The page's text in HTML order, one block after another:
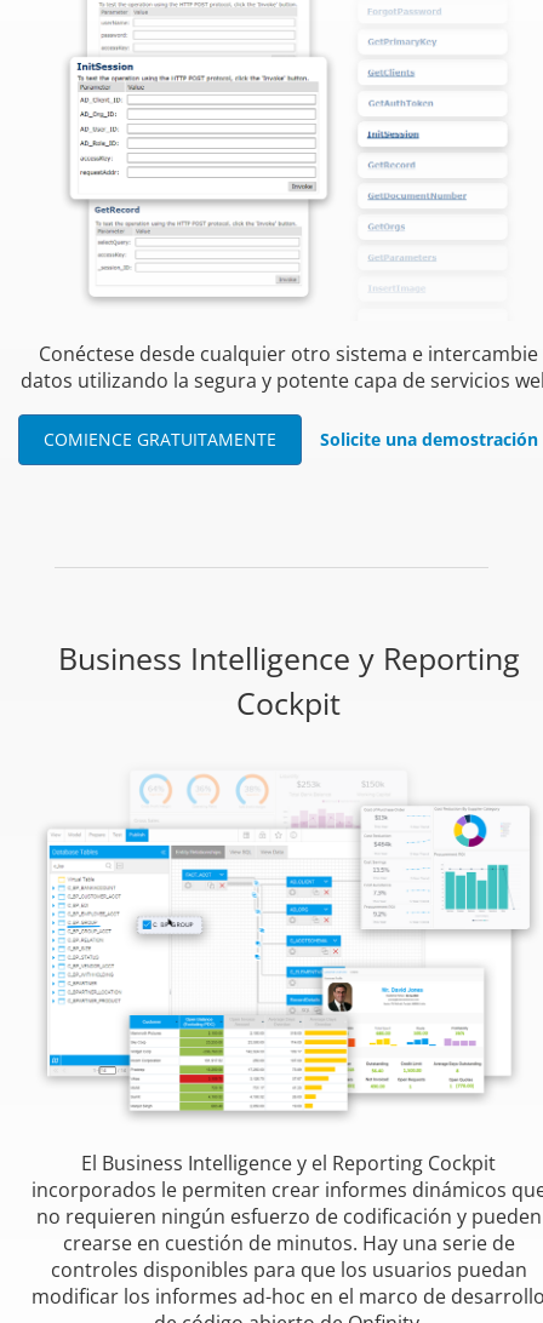
Conéctese desde cualquier otro sistema e intercambie
datos utilizando la segura y potente capa de servicios
COMIENCE GRATUITAMENTE Solicite una demostración
Business Intelligence y Reporting
Cockpit
El Business Intelligence y el Reporting Cockpit
incorporados le permiten crear informes dinámicos
no requieren ningún esfuerzo de codificación y pueden
crearse en cuestión de minutos. Hay una serie de
controles disponibles para que los usuarios puedan
modificar los informes ad-hoc en el marco de